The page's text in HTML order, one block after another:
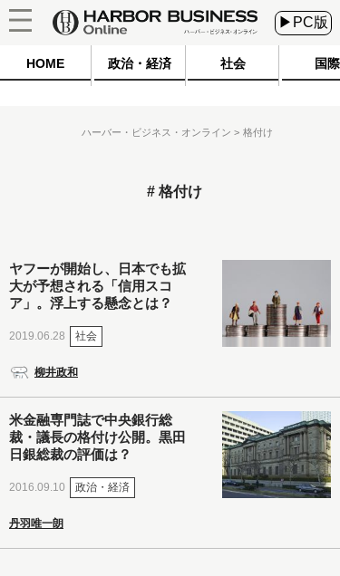
▶PC版
HOME 政治・経済 社会 国際
ハーバー・ビジネス・オンライン 格付け
格付け
ヤフーが開始し、日本でも拡
大が予想される「信用スコ
ア」。浮上する懸念とは？
2019.06.28 社会
柳井政和
米金融専門誌で中央銀行総
裁・議長の格付け公開。黒田
日銀総裁の評価は？
2016.09.10 政治・経済
丹羽唯一朗